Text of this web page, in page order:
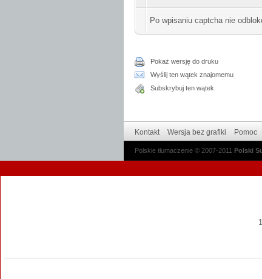
Po wpisaniu captcha nie
Pokaż wersję do druku
Wyślij ten wątek znajomemu
Subskrybuj ten wątek
Kontakt Wersja bez grafiki Pomoc
Polskie tłumaczenie © 2007-2011 Polski